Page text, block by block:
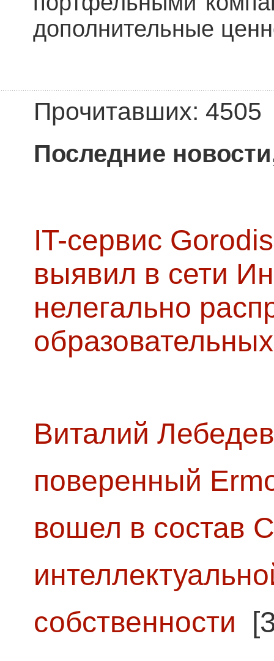
дополнительные
Прочитавших: 4505
Последние
IT-сервис
выявил в сети
нелегально
Виталий
поверенный
вошел в состав
собственности